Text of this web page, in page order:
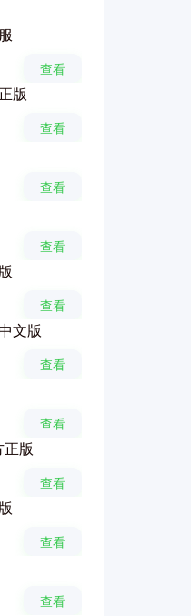
查看
版
查看
查看
查看
查看
文版
查看
查看
版
查看
查看
查看